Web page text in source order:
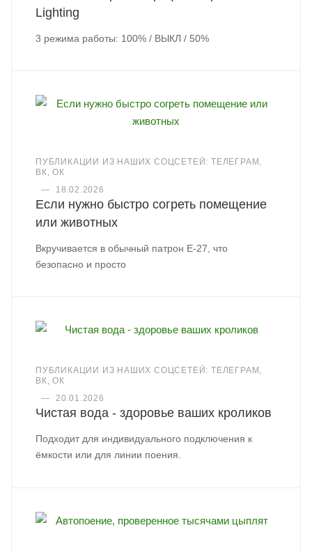
Lighting
3 режима работы: 100% / ВЫКЛ / 50%
ПУБЛИКАЦИИ ИЗ НАШИХ СОЦСЕТЕЙ: ТЕЛЕГРАМ,
ВК, ОК
—
18.02.2026
Если нужно быстро согреть помещение
или животных
Вкручивается в обычный патрон Е-27, что
безопасно и просто
ПУБЛИКАЦИИ ИЗ НАШИХ СОЦСЕТЕЙ: ТЕЛЕГРАМ,
ВК, ОК
—
20.01.2026
Чистая вода - здоровье ваших кроликов
Подходит для индивидуального подключения к
ёмкости или для линии поения.